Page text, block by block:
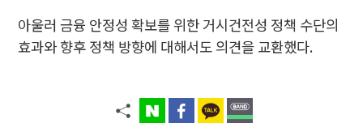
아울러 금융 안정성 확보를 위한 거시건전성 정책 수단의
효과와 향후 정책 방향에 대해서도 의견을 교환했다.